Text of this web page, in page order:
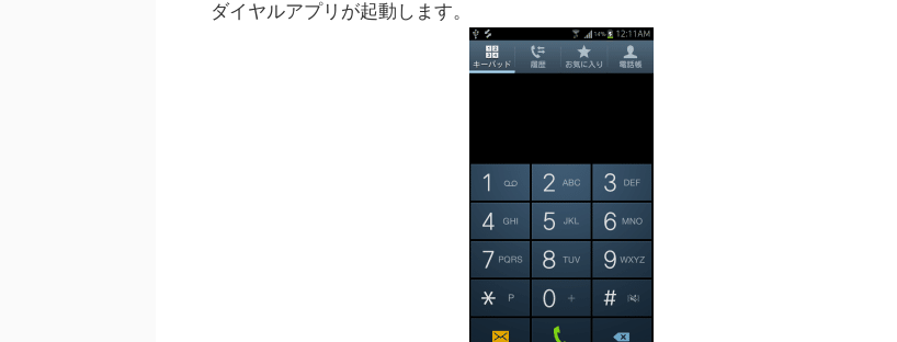
ダイヤルアプリが起動します。